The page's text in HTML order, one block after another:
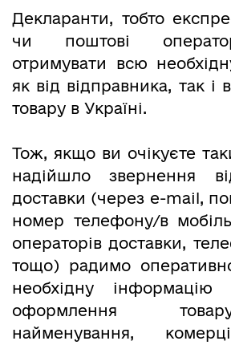
Декларанти, тобто
чи поштові
отримувати всю
як від відправника, так і
товару в Україні.
Тож, якщо ви очікуєте
надійшло звернення
доставки (через е-mail,
номер телефону/в
операторів доставки,
тощо) радимо
необхідну
оформлення
найменування,